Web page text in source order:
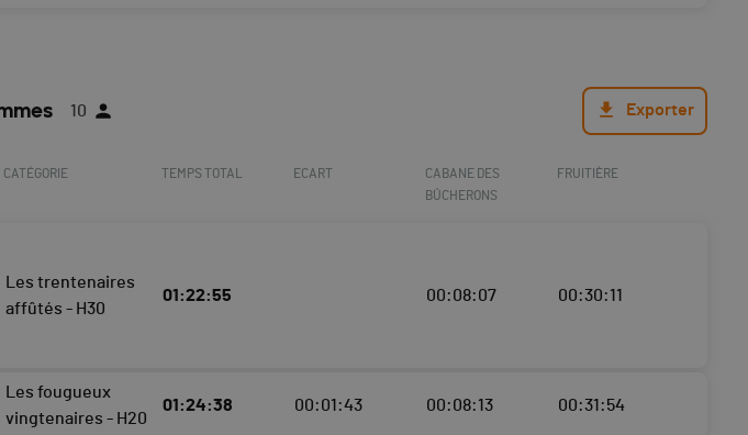
10 Exporter
CATÉGORIE TEMPS TOTAL ECART
CABANE DES
BÛCHERONS
FRUITIÈRE
Les trentenaires
affûtés - H30
01:22:55 00:08:07 00:30:11
Les fougueux
vingtenaires - H20
01:24:38 00:01:43 00:08:13 00:31:54